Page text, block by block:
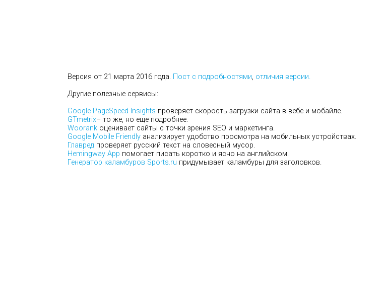
Версия от 21 марта 2016 года. Пост с подробностями, отличия версии.
Другие полезные сервисы:
Google PageSpeed Insights проверяет скорость загрузки сайта в вебе и мобайле.
GTmetrix– то же, но еще подробнее.
Woorank оценивает сайты с точки зрения SEO и маркетинга.
Google Mobile Friendly анализирует удобство просмотра на мобильных устройствах.
Главред проверяет русский текст на словесный мусор.
Hemingway App помогает писать коротко и ясно на английском.
Генератор каламбуров Sports.ru придумывает каламбуры для заголовков.